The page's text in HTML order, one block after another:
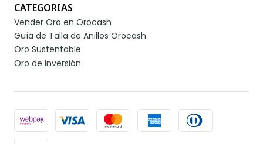
CATEGORIAS
Vender Oro en Orocash
Guía de Talla de Anillos Orocash
Oro Sustentable
Oro de Inversión